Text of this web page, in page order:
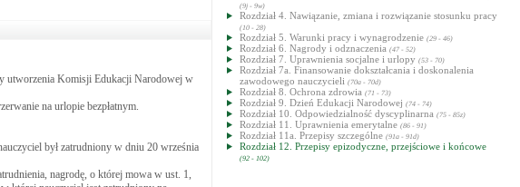
utworzenia Komisji Edukacji Narodowej w
na urlopie bezpłatnym.
był zatrudniony w dniu 20 września
nagrodę, o której mowa w ust. 1,
(9j - 9w)
Rozdział 4. Nawiązanie, zmiana i rozwiązanie stosunku pracy
(10 - 28)
Rozdział 5. Warunki pracy i wynagrodzenie (29 - 46)
Rozdział 6. Nagrody i odznaczenia (47 - 52)
Rozdział 7. Uprawnienia socjalne i urlopy (53 - 70)
Rozdział 7a. Finansowanie dokształcania i doskonalenia
zawodowego nauczycieli (70a - 70d)
Rozdział 8. Ochrona zdrowia (71 - 73)
Rozdział 9. Dzień Edukacji Narodowej (74 - 74)
Rozdział 10. Odpowiedzialność dyscyplinarna (75 - 85z)
Rozdział 11. Uprawnienia emerytalne (86 - 91)
Rozdział 11a. Przepisy szczególne (91a - 91d)
Rozdział 12. Przepisy epizodyczne, przejściowe i końcowe
(92 - 102)